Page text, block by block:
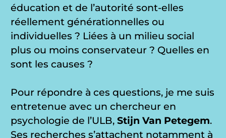
éducation et de l’autorité sont-elles
réellement générationnelles ou
individuelles ? Liées à un milieu social
plus ou moins conservateur ? Quelles en
sont les causes ?
Pour répondre à ces questions, je me suis
entretenue avec un chercheur en
psychologie de l’ULB, Stijn Van Petegem.
Ses recherches s’attachent notamment à